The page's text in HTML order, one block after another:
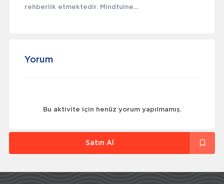
rehberlik etmektedir. Mindfulne...
Yorum
Bu aktivite için henüz yorum yapılmamış.
Satın Al